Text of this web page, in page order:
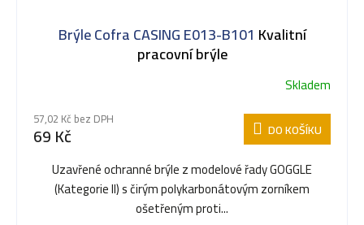
Brýle Cofra CASING E013-B101 Kvalitní
pracovní brýle
Skladem
57,02 Kč bez DPH
69 Kč DO KOŠÍKU
Uzavřené ochranné brýle z modelové řady GOGGLE
(Kategorie II) s čirým polykarbonátovým zorníkem
ošetřeným proti...